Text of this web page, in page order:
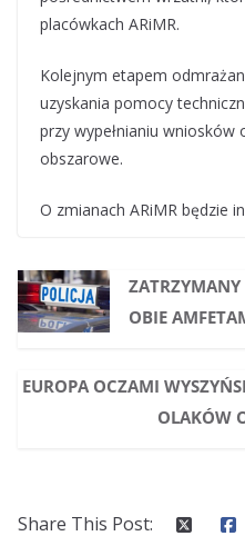
placówkach ARiMR.
Kolejnym etapem
uzyskania pomocy
przy wypełnianiu wniosków
obszarowe.
O zmianach ARiMR będzie
OBIE
EUROPA OCZAMI
OLAKÓW
Share This Post: